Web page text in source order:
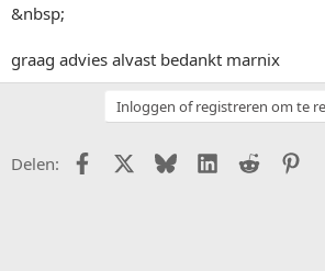
&nbsp;
graag advies alvast bedankt marnix
Inloggen of registreren om te
Delen: FacebookX (Twitter)
BlueskyLinkedIn
Reddit